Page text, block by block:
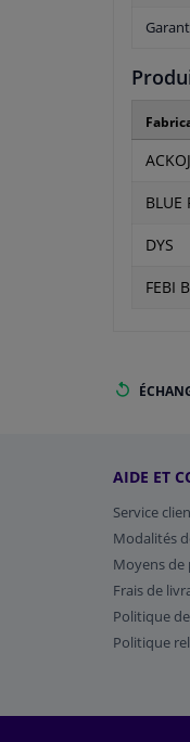
BLUE
DYS
FEBI
AIDE ET
Service
Modalités
Moyens de
Frais de
Politique
Politique